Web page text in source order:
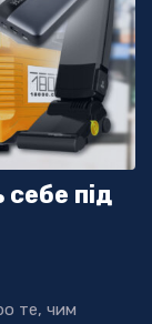
під
те, чим